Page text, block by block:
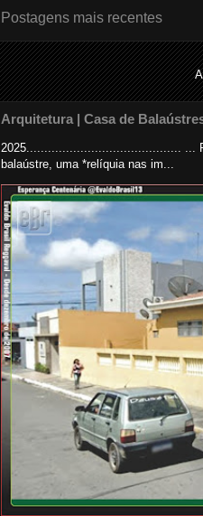
Postagens mais recentes
Arquitetura | Casa de
2025........................................... ...
balaústre, uma *relíquia nas im...